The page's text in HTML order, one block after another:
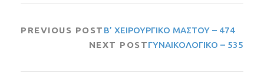
PREVIOUS POST Β’ ΧΕΙΡΟΥΡΓΙΚΟ ΜΑΣΤΟΥ – 474
NEXT POSTΓΥΝΑΙΚΟΛΟΓΙΚΟ – 535